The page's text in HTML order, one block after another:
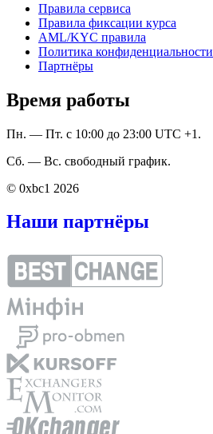
Правила сервиса
Правила фиксации курса
AML/KYC правила
Политика конфиденциальности
Партнёры
Время работы
Пн. — Пт. с 10:00 до 23:00 UTC +1.
Сб. — Вс. свободный график.
© 0xbc1 2026
Наши партнёры